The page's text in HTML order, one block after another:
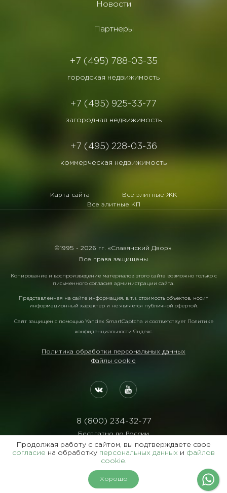
Новости
Партнеры
+7 (495) 788-03-35
городская недвижимость
+7 (495) 925-33-77
загородная недвижимость
+7 (495) 228-03-36
коммерческая недвижимость
Карта сайта
Все элитные ЖК
Все элитные КП
©1995 - 2026 гг. «Славянский Двор».
Все права защищены
Копирование и воспроизведение материалов этого сайта возможно только с
письменного согласия администрации сайта.
Представленная на сайте информация, в т.ч. стоимость объектов, носит
информационный характер и не является публичной офертой.
Сайт защищен с помощью Yandex SmartCaptcha и соответствует Политике
конфиденциальности Яндекс.
Политика обработки персональных данных
Файлы cookie
8 (800) 234-32-77
Бесплатно по России
Реквизиты:
ООО Агентство "Славянский Двор"
Продолжая работу с сайтом, вы подтверждаете свое
согласие на обработку персональных данных и файлов
cookie.
Хорошо